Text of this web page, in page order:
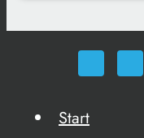
Start